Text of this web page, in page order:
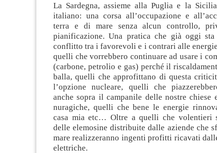
La Sardegna, assieme alla Puglia e la
italiano: una corsa all’occupazione e
terra e di mare senza alcun controllo,
pianificazione. Una pratica che già oggi
conflitto tra i favorevoli e i contrari alle
quelli che vorrebbero continuare ad usare i
(carbone, petrolio e gas) perché il
balla, quelli che approfittano di questa
l’opzione nucleare, quelli che
anche sopra il campanile delle nostre chiese
nuragiche, quelli che bene le energie
casa mia etc… Oltre a quelli che volentieri
delle elemosine distribuite dalle aziende che
mare realizzeranno ingenti profitti ricavati
elettriche.